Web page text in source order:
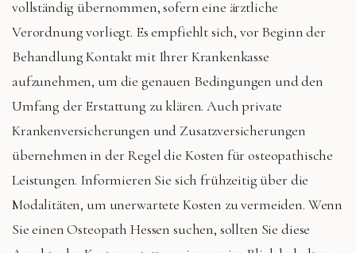
vollständig übernommen, sofern eine ärztliche
Verordnung vorliegt. Es empfiehlt sich, vor Beginn der
Behandlung Kontakt mit Ihrer Krankenkasse
aufzunehmen, um die genauen Bedingungen und den
Umfang der Erstattung zu klären. Auch private
Krankenversicherungen und Zusatzversicherungen
übernehmen in der Regel die Kosten für osteopathische
Leistungen. Informieren Sie sich frühzeitig über die
Modalitäten, um unerwartete Kosten zu vermeiden. Wenn
Sie einen Osteopath Hessen suchen, sollten Sie diese